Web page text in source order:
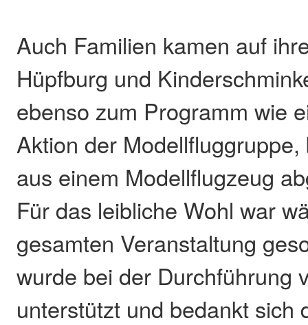
Auch Familien kamen auf
Hüpfburg und
ebenso zum Programm wie
Aktion der
aus einem Modellflugzeug
Für das leibliche Wohl war
gesamten Veranstaltung
wurde bei der Durchführung
unterstützt und bedankt sich